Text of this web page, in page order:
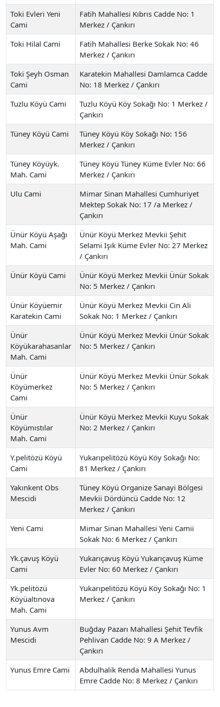
Toki Evleri Yeni
Cami
Fatih Mahallesi Kıbrıs Cadde No: 1
Merkez / Çankırı
Toki Hilal Cami
Fatih Mahallesi Berke Sokak No: 46
Merkez / Çankırı
Toki Şeyh Osman
Cami
Karatekin Mahallesi Damlamca Cadde
No: 18 Merkez / Çankırı
Tuzlu Köyü Cami
Tuzlu Köyü Köy Sokağı No: 1 Merkez /
Çankırı
Tüney Köyü Cami
Tüney Köyü Köy Sokağı No: 156
Merkez / Çankırı
Tüney Köyüyk.
Mah. Cami
Tüney Köyü Tüney Küme Evler No: 66
Merkez / Çankırı
Ulu Cami
Mimar Sinan Mahallesi Cumhuriyet
Mektep Sokak No: 17 /a Merkez /
Çankırı
Ünür Köyü Aşağı
Mah. Cami
Ünür Köyü Merkez Mevkii Şehit
Selami Işık Küme Evler No: 27 Merkez
/ Çankırı
Ünür Köyü Cami
Ünür Köyü Merkez Mevkii Ünür Sokak
No: 5 Merkez / Çankırı
Ünür Köyüemir
Karatekin Cami
Ünür Köyü Merkez Mevkii Cin Ali
Sokak No: 1 Merkez / Çankırı
Ünür
Köyükarahasanlar
Mah. Cami
Ünür Köyü Merkez Mevkii Ünür Sokak
No: 5 Merkez / Çankırı
Ünür
Köyümerkez
Cami
Ünür Köyü Merkez Mevkii Ünür Sokak
No: 5 Merkez / Çankırı
Ünür
Köyümıstılar
Mah. Cami
Ünür Köyü Merkez Mevkii Kuyu Sokak
No: 2 Merkez / Çankırı
Y.pelitözü Köyü
Cami
Yukarıpelitözü Köyü Köy Sokağı No:
81 Merkez / Çankırı
Yakınkent Obs
Mescidi
Tüney Köyü Organize Sanayi Bölgesi
Mevkii Dördüncü Cadde No: 12
Merkez / Çankırı
Yeni Cami
Mimar Sinan Mahallesi Yeni Camii
Sokak No: 6 Merkez / Çankırı
Yk.çavuş Köyü
Cami
Yukarıçavuş Köyü Yukarıçavuş Küme
Evler No: 60 Merkez / Çankırı
Yk.pelitözü
Köyüaltınova
Mah. Cami
Yukarıpelitözü Köyü Köy Sokağı No: 1
Merkez / Çankırı
Yunus Avm
Mescidi
Buğday Pazarı Mahallesi Şehit Tevfik
Pehlivan Cadde No: 9 A Merkez /
Çankırı
Yunus Emre Cami
Abdulhalik Renda Mahallesi Yunus
Emre Cadde No: 8 Merkez / Çankırı